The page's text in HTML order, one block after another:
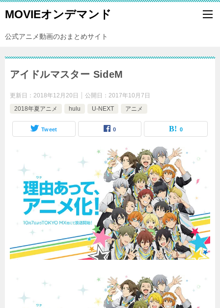
MOVIEオンデマンド
公式アニメ動画のおまとめサイト
アイドルマスター SideM
更新日： 2018年12月20日 公開日： 2017年10月7日
2018年夏アニメ
hulu U-NEXT アニメ
Tweet 0 0